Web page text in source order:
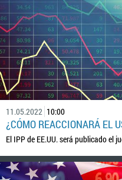
11.05.2022 10:00
¿CÓMO REACCIONARÁ EL
El IPP de EE.UU. será publicado el